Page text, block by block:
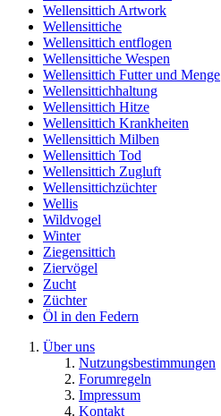
Wellensittich Artwork
Wellensittiche
Wellensittich entflogen
Wellensittiche Wespen
Wellensittich Futter und Menge
Wellensittichhaltung
Wellensittich Hitze
Wellensittich Krankheiten
Wellensittich Milben
Wellensittich Tod
Wellensittich Zugluft
Wellensittichzüchter
Wellis
Wildvogel
Winter
Ziegensittich
Ziervögel
Zucht
Züchter
Öl in den Federn
Über uns
Nutzungsbestimmungen
Forumregeln
Impressum
Kontakt